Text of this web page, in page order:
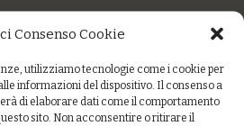
Consenso Cookie
utilizziamo tecnologie come i cookie per
informazioni del dispositivo. Il consenso a
di elaborare dati come il comportamento
sito. Non acconsentire o ritirare il